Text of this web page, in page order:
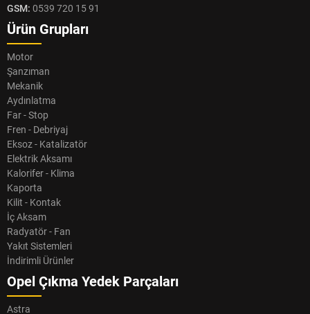
GSM: 0539 720 15 91
Ürün Grupları
Motor
Şanzıman
Mekanik
Aydınlatma
Far - Stop
Fren - Debriyaj
Eksoz - Katalizatör
Elektrik Aksamı
Kalorifer - Klima
Kaporta
Kilit - Kontak
İç Aksam
Radyatör - Fan
Yakıt Sistemleri
İndirimli Ürünler
Opel Çıkma Yedek Parçaları
Astra